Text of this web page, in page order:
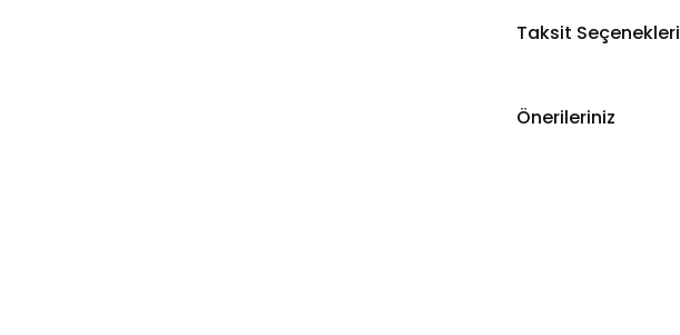
Taksit Seçenekleri
Önerileriniz